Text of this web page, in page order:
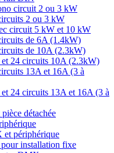
circuit 2 ou 3 kW
2 ou 3 kW
circuit 5 kW et 10 kW
de 6A (1.4kW)
de 10A (2.3kW)
et 24 circuits 10A (2.3kW)
13A et 16A (3 à
24 circuits 13A et 16A (3 à
détachée
et périphérique
installation fixe